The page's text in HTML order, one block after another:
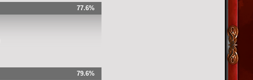
77.6%
79.6%